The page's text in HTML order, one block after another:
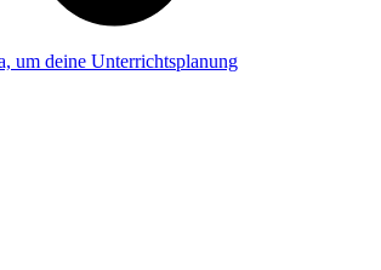
um deine Unterrichtsplanung